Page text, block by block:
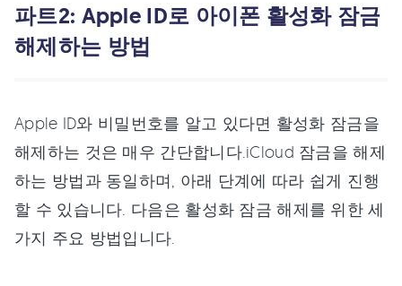
파트2: Apple ID로 아이폰 활성화 잠금
해제하는 방법
Apple ID와 비밀번호를 알고 있다면 활성화 잠금을
해제하는 것은 매우 간단합니다.iCloud 잠금을 해제
하는 방법과 동일하며, 아래 단계에 따라 쉽게 진행
할 수 있습니다. 다음은 활성화 잠금 해제를 위한 세
가지 주요 방법입니다.